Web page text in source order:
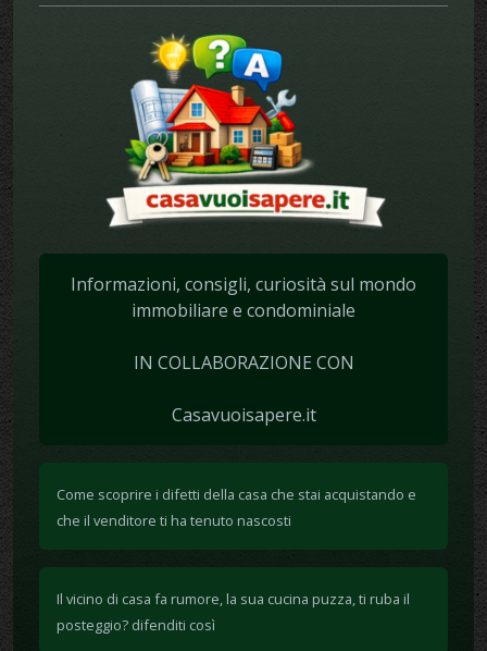
Informazioni, consigli, curiosità sul mondo
immobiliare e condominiale
IN COLLABORAZIONE CON
Casavuoisapere.it
Come scoprire i difetti della casa che stai acquistando e
che il venditore ti ha tenuto nascosti
Il vicino di casa fa rumore, la sua cucina puzza, ti ruba il
posteggio? difenditi così